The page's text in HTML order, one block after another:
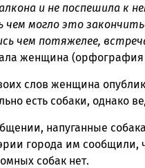
и не поспешила к
могло это
чем потяжелее,
женщина
слов женщина
есть собаки, однако
напуганные
города им сообщили,
собак нет.